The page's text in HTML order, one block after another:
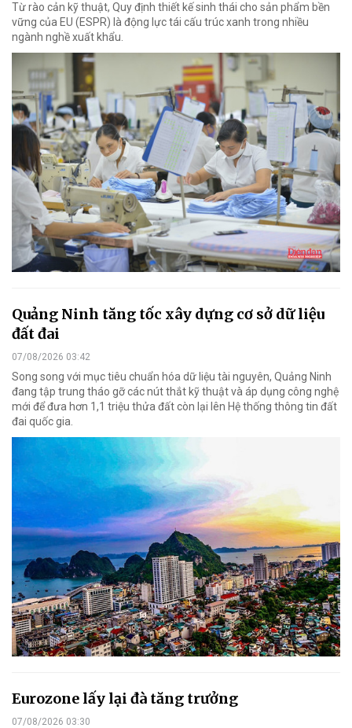
Từ rào cản kỹ thuật, Quy định thiết kế sinh thái cho sản phẩm bền
vững của EU (ESPR) là động lực tái cấu trúc xanh trong nhiều
ngành nghề xuất khẩu.
Quảng Ninh tăng tốc xây dựng cơ sở dữ liệu
đất đai
07/08/2026 03:42
Song song với mục tiêu chuẩn hóa dữ liệu tài nguyên, Quảng Ninh
đang tập trung tháo gỡ các nút thắt kỹ thuật và áp dụng công nghệ
mới để đưa hơn 1,1 triệu thửa đất còn lại lên Hệ thống thông tin đất
đai quốc gia.
Eurozone lấy lại đà tăng trưởng
07/08/2026 03:30